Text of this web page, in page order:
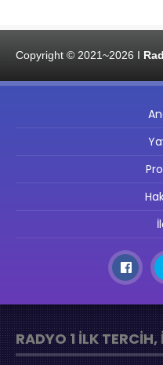
Copyright © 2021~2026 I
RADYO 1 İLK